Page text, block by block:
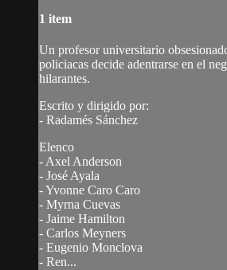
1 item
Un profesor universitario
policiacas decide adentrarse en el
hilarantes.
Escrito y dirigido por:
- Radamés Sánchez
Elenco
- Axel Anderson
- José Ayala
- Yvonne Caro Caro
- Myrna Cuevas
- Jaime Hamilton
- Carlos Meyners
- Eugenio Monclova
- Ren...